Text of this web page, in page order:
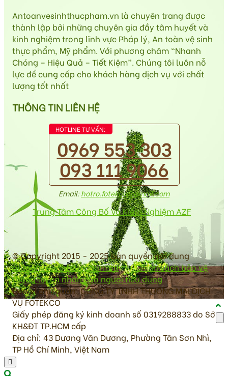
Antoanvesinhthucpham.vn là chuyên trang được
thành lập bởi những chuyên gia đầy tâm huyết và
kinh nghiệm trong lĩnh vực Pháp lý, An toàn vệ sinh
thực phẩm, Mỹ phẩm. Với phương châm “Nhanh
Chóng – Hiệu Quả – Tiết Kiệm”. Chúng tôi luôn nỗ
lực để cung cấp cho khách hàng dịch vụ với chất
lượng tốt nhất
THÔNG TIN LIÊN HỆ
HOTLINE TƯ VẤN:
0969 553 303
093 111 9066
Email:hotro.fotekco@gmail.com
Trung Tâm Công Bố Và Kiểm Nghiệm AZF
© Copyright 2015 - 2025 bản quyền nội dung
antoanvesinhthucpham.vn|Chính sách bảo vệ
thông tin cá nhân của người tiêu dùng
Đơn vị chủ quản: CÔNG TY TNHH THƯƠNG MẠI DỊCH
VỤ FOTEKCO
Giấy phép đăng ký kinh doanh số 0319288833 do Sở
KH&ĐT TP.HCM cấp
Địa chỉ: 43 Dương Văn Dương, Phường Tân Sơn Nhì,
TP Hồ Chí Minh, Việt Nam